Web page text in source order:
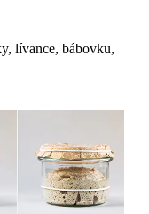
lívance, bábovku,